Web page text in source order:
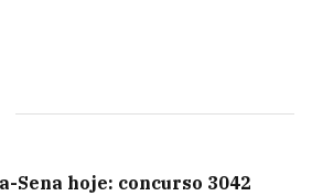
Sena hoje: concurso 3042